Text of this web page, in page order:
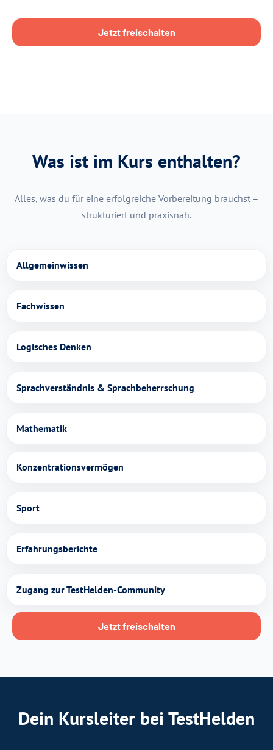
Jetzt freischalten
Was ist im Kurs enthalten?
Alles, was du für eine erfolgreiche Vorbereitung brauchst –
strukturiert und praxisnah.
Allgemeinwissen
Fachwissen
Logisches Denken
Sprachverständnis & Sprachbeherrschung
Mathematik
Konzentrationsvermögen
Sport
Erfahrungsberichte
Zugang zur TestHelden-Community
Jetzt freischalten
Dein Kursleiter bei TestHelden